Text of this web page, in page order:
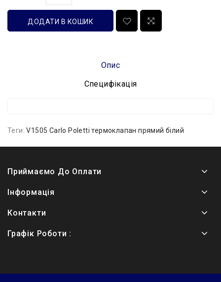
ДОДАТИ В КОШИК
Опис
Специфікація
Теги:V1505 Carlo Poletti термоклапан прямий білий
Приймаємо До Оплати
Інформація
Контакти
Графік Роботи :